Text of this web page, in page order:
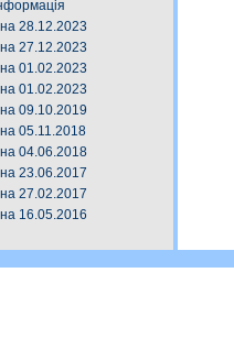
28.12.2023
27.12.2023
01.02.2023
01.02.2023
09.10.2019
05.11.2018
04.06.2018
23.06.2017
27.02.2017
16.05.2016